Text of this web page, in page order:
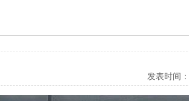
发表时间：